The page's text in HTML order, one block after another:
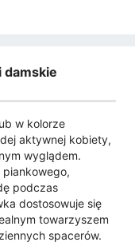
damskie
w kolorze
aktywnej kobiety,
wyglądem.
piankowego,
podczas
dostosowuje się
towarzyszem
spacerów.